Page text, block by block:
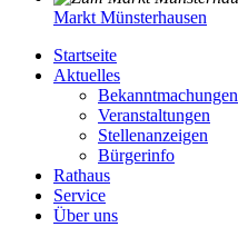
Markt Münsterhausen
Startseite
Aktuelles
Bekanntmachungen
Veranstaltungen
Stellenanzeigen
Bürgerinfo
Rathaus
Service
Über uns